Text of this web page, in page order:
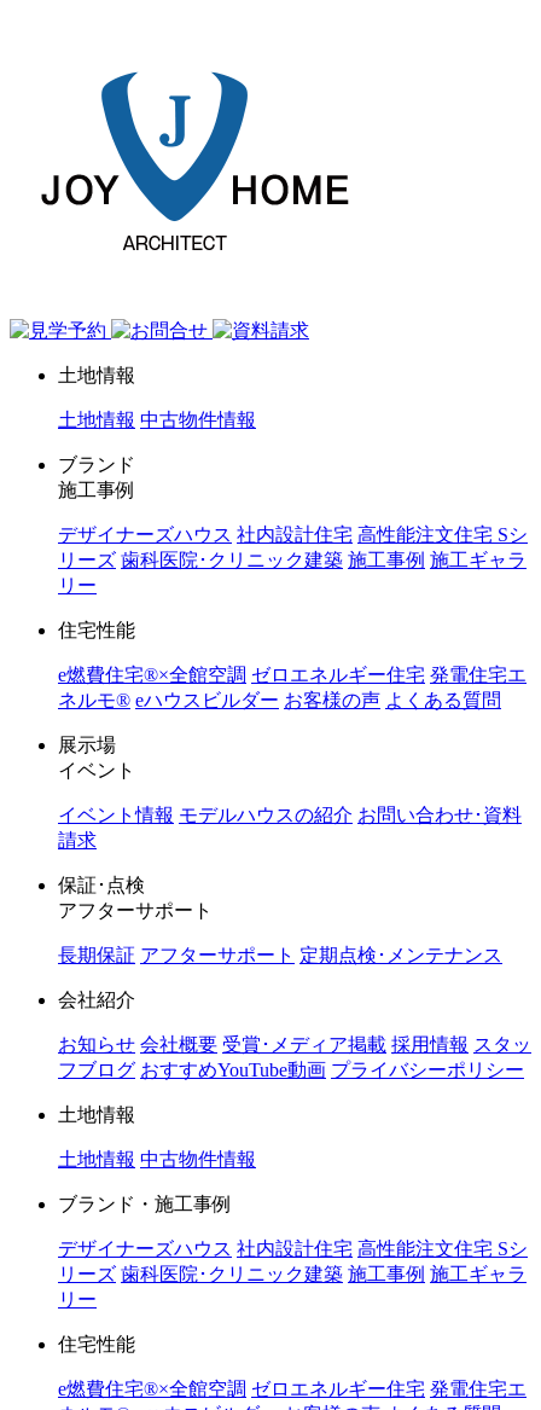
土地情報
土地情報 中古物件情報
ブランド
施工事例
デザイナーズハウス 社内設計住宅 高性能注文住宅 Sシ
リーズ 歯科医院･クリニック建築 施工事例 施工ギャラ
リー
住宅性能
e燃費住宅®︎×全館空調 ゼロエネルギー住宅 発電住宅エ
ネルモ®︎ eハウスビルダー お客様の声 よくある質問
展示場
イベント
イベント情報 モデルハウスの紹介 お問い合わせ･資料
請求
保証･点検
アフターサポート
長期保証 アフターサポート 定期点検･メンテナンス
会社紹介
お知らせ 会社概要 受賞･メディア掲載 採用情報 スタッ
フブログ おすすめYouTube動画 プライバシーポリシー
土地情報
土地情報 中古物件情報
ブランド・施工事例
デザイナーズハウス 社内設計住宅 高性能注文住宅 Sシ
リーズ 歯科医院･クリニック建築 施工事例 施工ギャラ
リー
住宅性能
e燃費住宅®︎×全館空調 ゼロエネルギー住宅 発電住宅エ